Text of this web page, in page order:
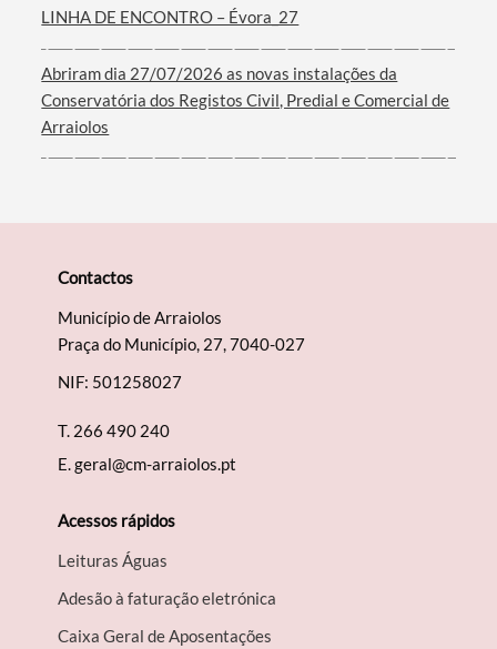
LINHA DE ENCONTRO – Évora_27
Abriram dia 27/07/2026 as novas instalações da
Conservatória dos Registos Civil, Predial e Comercial de
Arraiolos
Contactos
Município de Arraiolos
Praça do Município, 27, 7040-027
NIF: 501258027
T. 266 490 240
E.geral@cm-arraiolos.pt
Acessos rápidos
Leituras Águas
Adesão à faturação eletrónica
Caixa Geral de Aposentações